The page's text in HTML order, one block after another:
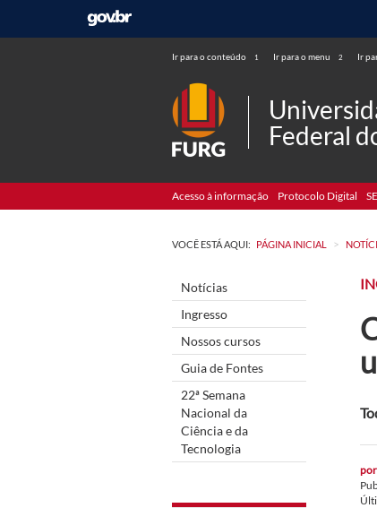
Ir para o conteúdo 1 Ir para o menu 2 Ir
Federal
Acesso à informação Protocolo Digital
VOCÊ ESTÁ AQUI: PÁGINA INICIAL >
Notícias
Ingresso
Nossos cursos
Guia de Fontes
22ª Semana
Nacional da
Ciência e da
Tecnologia
por